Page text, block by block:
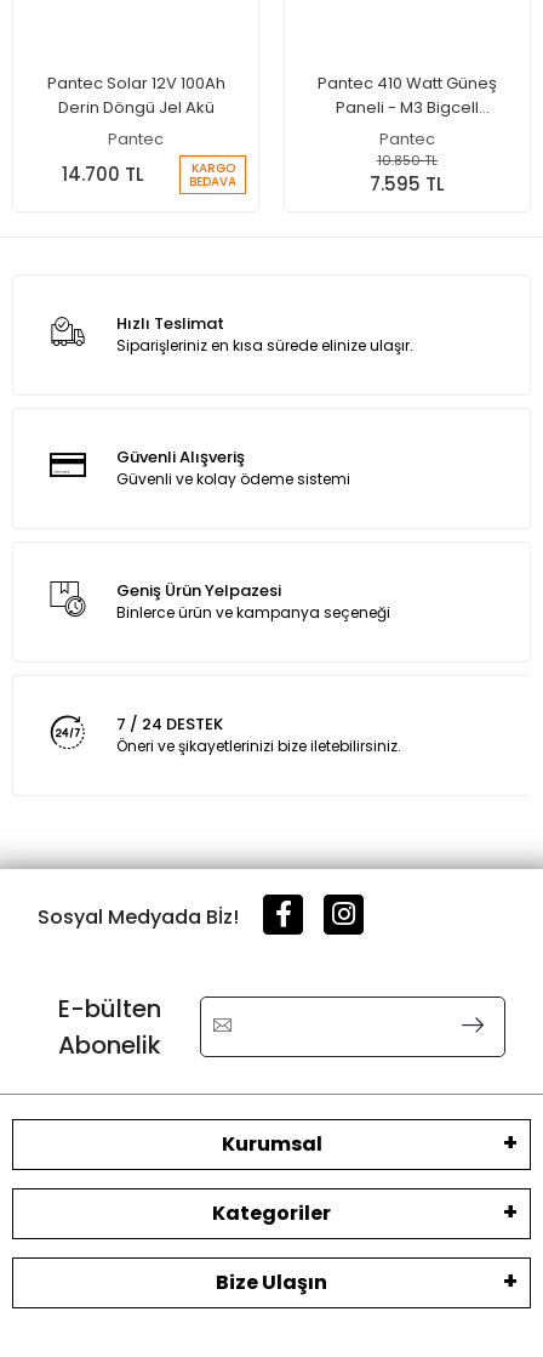
Pantec Solar 12V 100Ah
Derin Döngü Jel Akü
Pantec
14.700 TL KARGO
BEDAVA
Pantec 410 Watt Güneş
Paneli - M3 Bigcell
Monokristal Solar Panel
Pantec
10.850 TL
7.595 TL
Hızlı Teslimat
Siparişleriniz en kısa sürede elinize ulaşır.
Güvenli Alışveriş
Güvenli ve kolay ödeme sistemi
Geniş Ürün Yelpazesi
Binlerce ürün ve kampanya seçeneği
7 / 24 DESTEK
Öneri ve şikayetlerinizi bize iletebilirsiniz.
Sosyal Medyada Bİz!
E-bülten
Abonelik
Kurumsal
Kategoriler
Bize Ulaşın